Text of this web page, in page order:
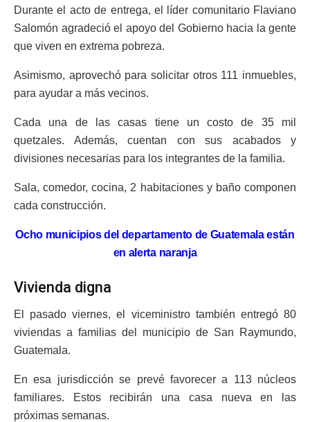
Durante el acto de entrega, el líder comunitario Flaviano
Salomón agradeció el apoyo del Gobierno hacia la gente
que viven en extrema pobreza.
Asimismo, aprovechó para solicitar otros 111 inmuebles,
para ayudar a más vecinos.
Cada una de las casas tiene un costo de 35 mil
quetzales. Además, cuentan con sus acabados y
divisiones necesarias para los integrantes de la familia.
Sala, comedor, cocina, 2 habitaciones y baño componen
cada construcción.
Ocho municipios del departamento de Guatemala están
en alerta naranja
Vivienda digna
El pasado viernes, el viceministro también entregó 80
viviendas a familias del municipio de San Raymundo,
Guatemala.
En esa jurisdicción se prevé favorecer a 113 núcleos
familiares. Estos recibirán una casa nueva en las
próximas semanas.